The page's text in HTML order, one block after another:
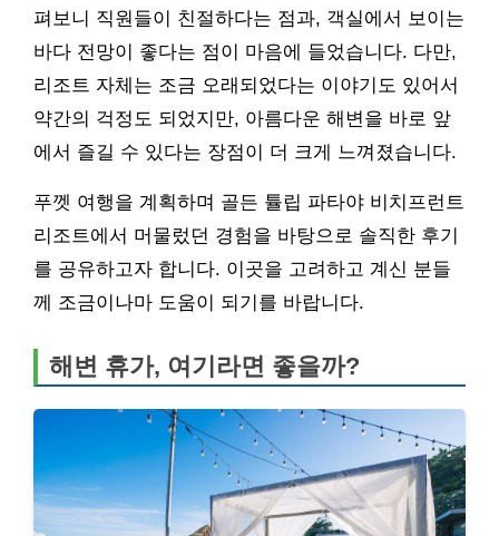
펴보니 직원들이 친절하다는 점과, 객실에서 보이는
바다 전망이 좋다는 점이 마음에 들었습니다. 다만,
리조트 자체는 조금 오래되었다는 이야기도 있어서
약간의 걱정도 되었지만, 아름다운 해변을 바로 앞
에서 즐길 수 있다는 장점이 더 크게 느껴졌습니다.
푸껫 여행을 계획하며 골든 튤립 파타야 비치프런트
리조트에서 머물렀던 경험을 바탕으로 솔직한 후기
를 공유하고자 합니다. 이곳을 고려하고 계신 분들
께 조금이나마 도움이 되기를 바랍니다.
해변 휴가, 여기라면 좋을까?